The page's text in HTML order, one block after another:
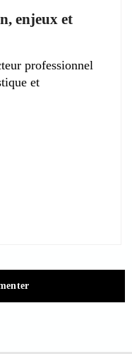
enjeux et
professionnel
et